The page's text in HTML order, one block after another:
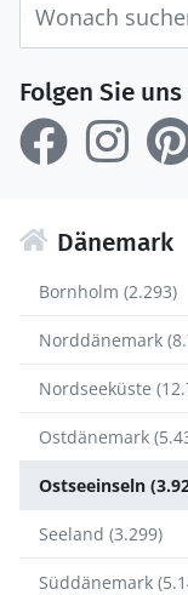
Folgen Sie
Dänemark
Bornholm (2.293)
Norddänemark
Nordseeküste
Ostdänemark
Ostseeinseln
Seeland (3.299)
Süddänemark